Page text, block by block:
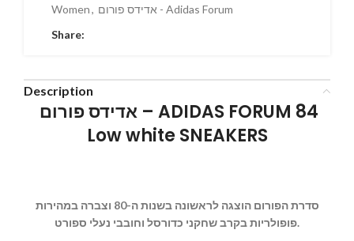
Women,
אדידס פורום - Adidas Forum
Share:
Description
Low white SNEAKERS
סדרת הפורום הוצגה לראשונה בשנות ה-80 וצברה במהירות
פופולריות בקרב שחקני כדורסל וחובבי נעלי ספורט.